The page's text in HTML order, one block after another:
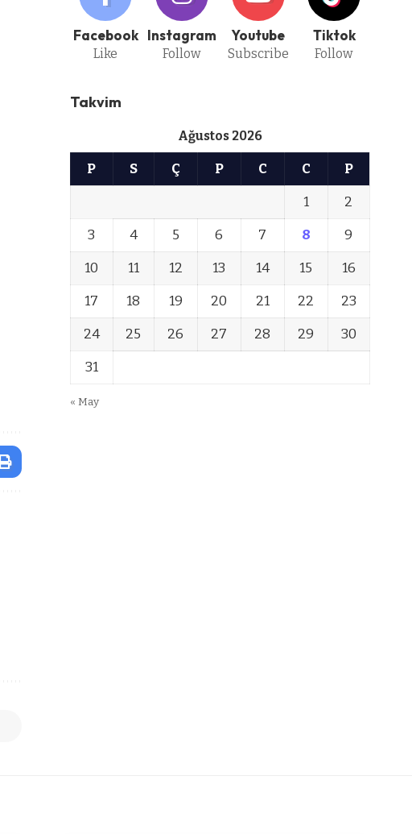
Facebook
Like
Instagram
Follow
Youtube
Subscribe
Tiktok
Follow
Takvim
Ağustos 2026
P S Ç P C C
P
1
2
3
4 5 6 7 8
9
10
11 12 13 14 15
16
17
18 19 20 21 22
23
24
25 26 27 28 29
30
31
« May